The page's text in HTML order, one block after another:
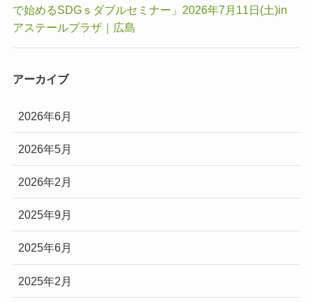
で始めるSDGｓダブルセミナー」2026年7月11日(土)in
アステールプラザ｜広島
アーカイブ
2026年6月
2026年5月
2026年2月
2025年9月
2025年6月
2025年2月